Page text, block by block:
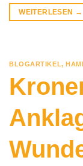
WEITERLESEN →
BLOGARTIKEL,